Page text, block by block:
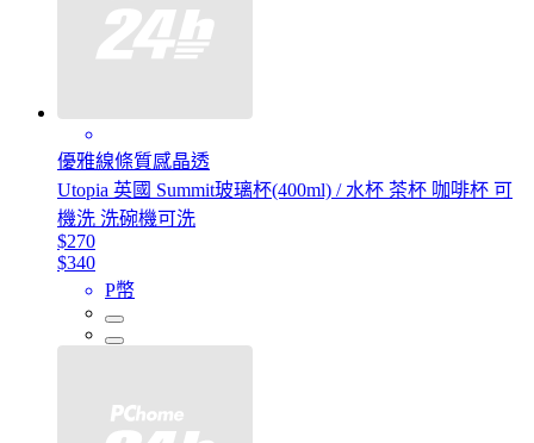
優雅線條質感晶透
Utopia 英國 Summit玻璃杯(400ml) / 水杯 茶杯 咖啡杯 可
機洗 洗碗機可洗
$270
$340
P幣